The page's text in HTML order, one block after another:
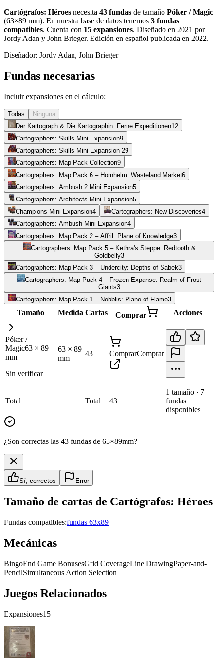
Cartógrafos: Héroes necesita 43 fundas de tamaño Póker / Magic
(63×89 mm). En nuestra base de datos tenemos 3 fundas
compatibles. Cuenta con 15 expansiones. Diseñado en 2021 por
Jordy Adan y John Brieger. Edición en español publicada en 2022.
Diseñador: Jordy Adan, John Brieger
Fundas necesarias
Incluir expansiones en el cálculo:
Todas
Ninguna
Der Kartograph & Die Kartographin: Ferne Expeditionen12
Cartographers: Skills Mini Expansion9
Cartographers: Skills Mini Expansion 29
Cartographers: Map Pack Collection9
Cartographers: Map Pack 6 – Hornhelm: Wasteland Market6
Cartographers: Ambush 2 Mini Expansion5
Cartographers: Architects Mini Expansion5
Champions Mini Expansion4 Cartographers: New Discoveries4
Cartographers: Ambush Mini Expansion4
Cartographers: Map Pack 2 – Affril: Plane of Knowledge3
Cartographers: Map Pack 5 – Kethra's Steppe: Redtooth &
Goldbelly3
Cartographers: Map Pack 3 – Undercity: Depths of Sabek3
Cartographers: Map Pack 4 – Frozen Expanse: Realm of Frost
Giants3
Cartographers: Map Pack 1 – Nebblis: Plane of Flame3
Tamaño Medida Cartas Comprar Acciones
Póker /
Magic63 × 89
mm
Sin verificar
63 × 89
mm
43 ComprarComprar
Total Total 43
1 tamaño · 7
fundas
disponibles
¿Son correctas las 43 fundas de 63×89mm?
Sí, correctos Error
Tamaño de cartas de Cartógrafos: Héroes
Fundas compatibles:fundas 63x89
Mecánicas
BingoEnd Game BonusesGrid CoverageLine DrawingPaper-and-
PencilSimultaneous Action Selection
Juegos Relacionados
Expansiones15